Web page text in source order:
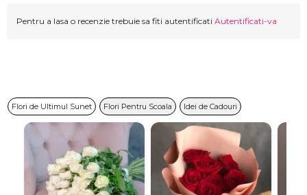
Pentru a lasa o recenzie trebuie sa fiti autentificati Autentificati-va
Flori de Ultimul Sunet Flori Pentru Scoala Idei de Cadouri